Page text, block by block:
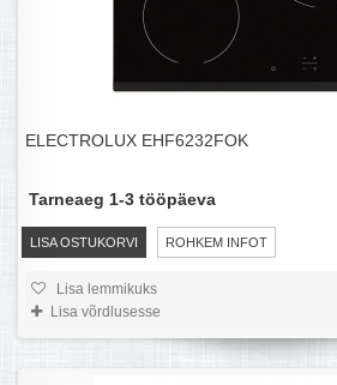
ELECTROLUX EHF6232FOK
LISA OSTUKORVI ROHKEM INFOT
Tarneaeg 1-3 tööpäeva
Lisa lemmikuks
Lisa võrdlusesse